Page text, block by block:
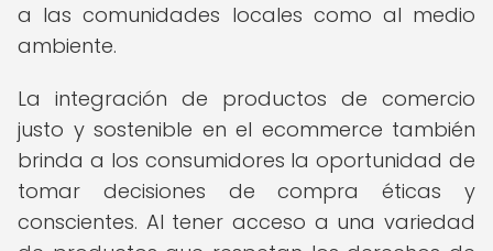
a las comunidades locales como al medio
ambiente.
La integración de productos de comercio
justo y sostenible en el ecommerce también
brinda a los consumidores la oportunidad de
tomar decisiones de compra éticas y
conscientes. Al tener acceso a una variedad